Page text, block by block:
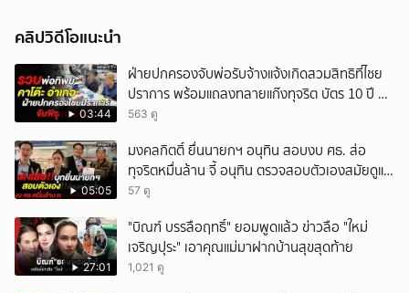
คลิปวิดีโอแนะนำ
03:44
ฝ่ายปกครองจับพ่อรับจ้างแจ้งเกิดสวมสิทธิที่ไชย
ปราการ พร้อมแถลงทลายแก๊งทุจริต บัตร 10 ปี ที่
แม่สอด
563 ดู
05:05
มงคลกิตติ์ ยื่นนายกฯ อนุทิน สอบงบ ศธ. ส่อ
ทุจริตหมื่นล้าน จี้ อนุทิน ตรวจสอบตัวเองสมัยดูแล
ศธ.
57 ดู
27:01
"บิณฑ์ บรรลือฤทธิ์" ยอมพูดแล้ว ข่าวลือ "ใหม่
เจริญปุระ" เอาคุณแม่มาฝากบ้านสุขสุดท้าย
1,021 ดู